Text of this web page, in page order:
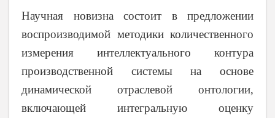
Научная новизна состоит в предложении
воспроизводимой методики количественного
измерения интеллектуального контура
производственной системы на основе
динамической отраслевой онтологии,
включающей интегральную оценку